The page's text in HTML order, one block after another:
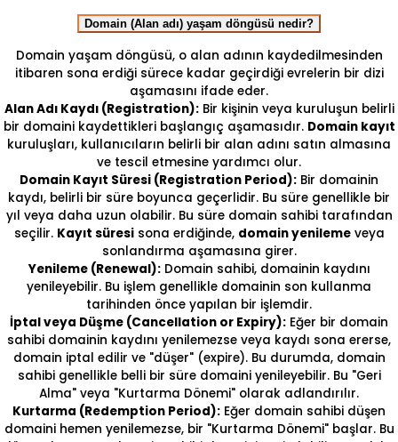
Domain (Alan adı) yaşam döngüsü nedir?
Domain yaşam döngüsü, o alan adının kaydedilmesinden
itibaren sona erdiği sürece kadar geçirdiği evrelerin bir dizi
aşamasını ifade eder.
Alan Adı Kaydı (Registration):Bir kişinin veya kuruluşun belirli
bir domaini kaydettikleri başlangıç aşamasıdır. Domain kayıt
kuruluşları, kullanıcıların belirli bir alan adını satın almasına
ve tescil etmesine yardımcı olur.
Domain Kayıt Süresi (Registration Period): Bir domainin
kaydı, belirli bir süre boyunca geçerlidir. Bu süre genellikle bir
yıl veya daha uzun olabilir. Bu süre domain sahibi tarafından
seçilir. Kayıt süresisona erdiğinde, domain yenilemeveya
sonlandırma aşamasına girer.
Yenileme (Renewal):Domain sahibi, domainin kaydını
yenileyebilir. Bu işlem genellikle domainin son kullanma
tarihinden önce yapılan bir işlemdir.
İptal veya Düşme (Cancellation or Expiry): Eğer bir domain
sahibi domainin kaydını yenilemezse veya kaydı sona ererse,
domain iptal edilir ve "düşer" (expire). Bu durumda, domain
sahibi genellikle belli bir süre domaini yenileyebilir. Bu "Geri
Alma" veya "Kurtarma Dönemi" olarak adlandırılır.
Kurtarma (Redemption Period): Eğer domain sahibi düşen
domaini hemen yenilemezse, bir "Kurtarma Dönemi" başlar. Bu